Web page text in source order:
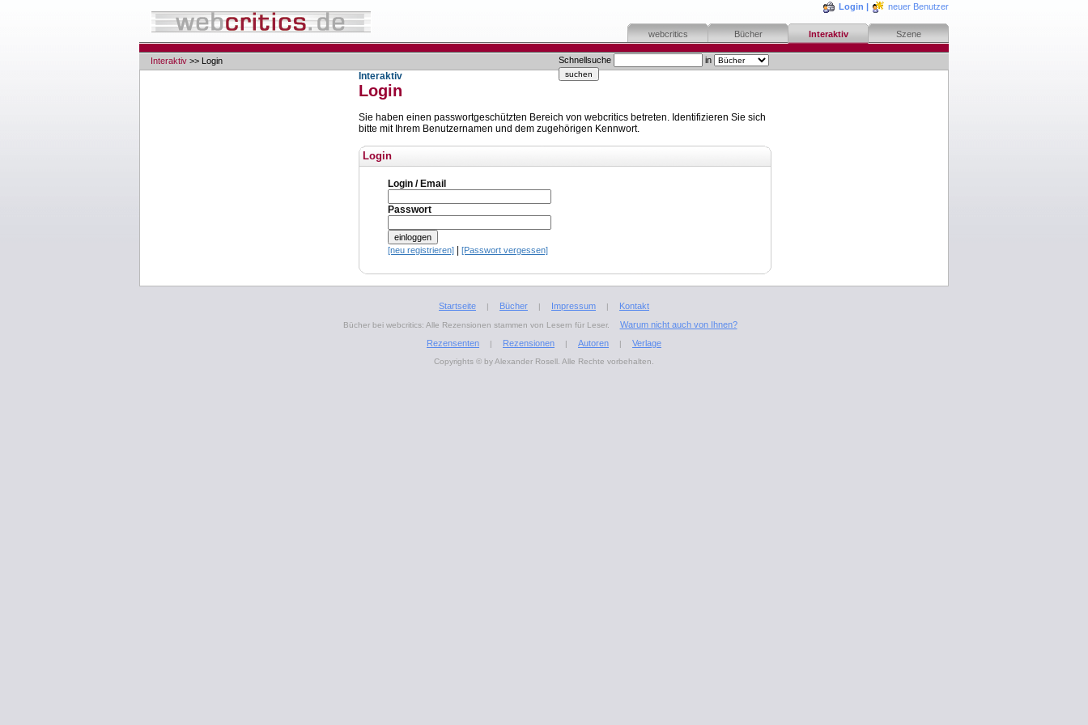
Login | neuer Benutzer
webcritics Bücher Interaktiv Szene
Schnellsuche in
Interaktiv >> Login
Interaktiv
Login
Sie haben einen passwortgeschützten Bereich von webcritics betreten. Identifizieren Sie sich
bitte mit Ihrem Benutzernamen und dem zugehörigen Kennwort.
Login
Login / Email
Passwort
[neu registrieren] [Passwort vergessen]
Startseite | Bücher | Impressum | Kontakt
Bücher bei webcritics: Alle Rezensionen stammen von Lesern für Leser.
Warum nicht auch von Ihnen?
Rezensenten
| Rezensionen | Autoren | Verlage
Copyrights © by Alexander Rosell. Alle Rechte vorbehalten.